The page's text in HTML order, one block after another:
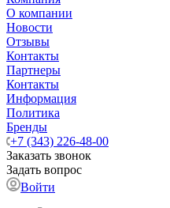
О компании
Новости
Отзывы
Контакты
Партнеры
Контакты
Информация
Политика
Бренды
+7 (343) 226-48-00
Заказать звонок
Задать вопрос
Войти